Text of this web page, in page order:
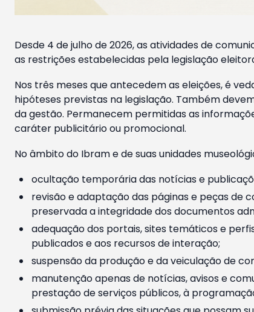
Desde 4 de julho de 2026, as atividades de
as restrições estabelecidas pela legislação
Nos três meses que antecedem as eleições, é
hipóteses previstas na legislação. Também
da gestão. Permanecem permitidas as
caráter publicitário ou promocional.
No âmbito do Ibram e de suas unidades
ocultação temporária das notícias e
revisão e adaptação das páginas e peças de
preservada a integridade dos documentos
adequação dos portais, sites temáticos e
publicados e aos recursos de interação;
suspensão da produção e da veiculação de
manutenção apenas de notícias, avisos e
prestação de serviços públicos, à